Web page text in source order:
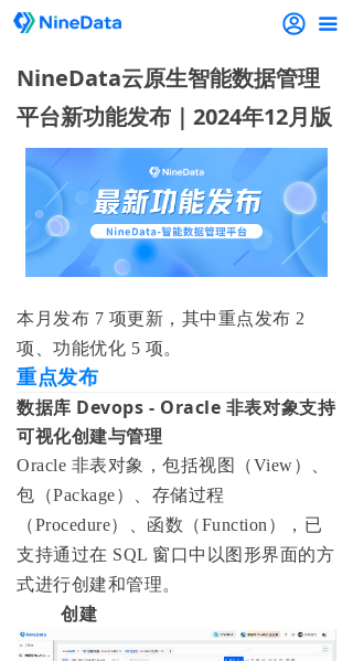
끀
NineData云原生智能数据管理
平台新功能发布｜2024年12月版
本月发布 7 项更新，其中重点发布 2
项、功能优化 5 项。
重点发布
数据库 Devops - Oracle 非表对象支持
可视化创建与管理
Oracle 非表对象，包括视图（View）、
包（Package）、存储过程
（Procedure）、函数（Function），已
支持通过在 SQL 窗口中以图形界面的方
式进行创建和管理。
创建